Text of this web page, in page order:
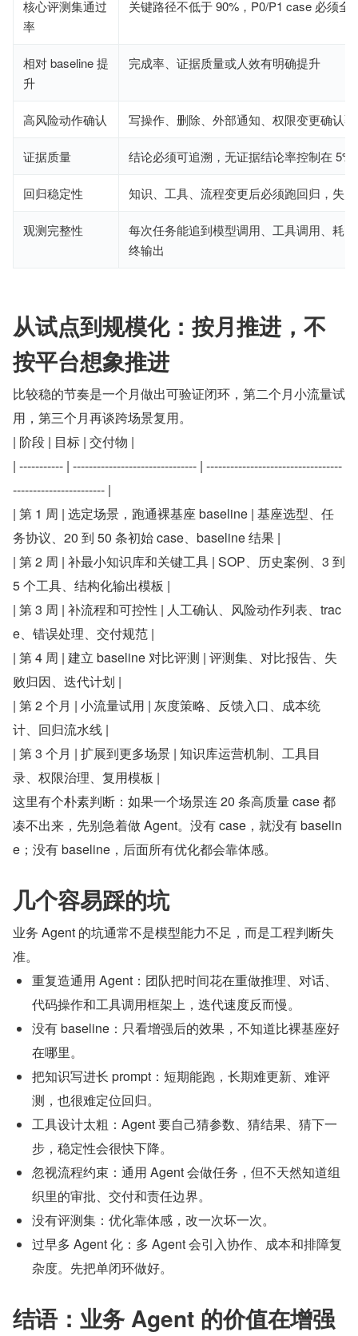
核心评测集通过
率
关键路径不低于 90%，P0/P1 case 必须全
相对 baseline 提
升
完成率、证据质量或人效有明确提升
高风险动作确认 写操作、删除、外部通知、权限变更确认
证据质量 结论必须可追溯，无证据结论率控制在 5%
回归稳定性 知识、工具、流程变更后必须跑回归，失
观测完整性
每次任务能追到模型调用、工具调用、耗
终输出
从试点到规模化：按月推进，不
按平台想象推进
比较稳的节奏是一个月做出可验证闭环，第二个月小流量试
用，第三个月再谈跨场景复用。
| 阶段 | 目标 | 交付物 |
| ----------- | ------------------------------- | ----------------------------------
----------------------- |
| 第 1 周 | 选定场景，跑通裸基座 baseline | 基座选型、任
务协议、20 到 50 条初始 case、baseline 结果 |
| 第 2 周 | 补最小知识库和关键工具 | SOP、历史案例、3 到
5 个工具、结构化输出模板 |
| 第 3 周 | 补流程和可控性 | 人工确认、风险动作列表、trac
e、错误处理、交付规范 |
| 第 4 周 | 建立 baseline 对比评测 | 评测集、对比报告、失
败归因、迭代计划 |
| 第 2 个月 | 小流量试用 | 灰度策略、反馈入口、成本统
计、回归流水线 |
| 第 3 个月 | 扩展到更多场景 | 知识库运营机制、工具目
录、权限治理、复用模板 |
这里有个朴素判断：如果一个场景连 20 条高质量 case 都
凑不出来，先别急着做 Agent。没有 case，就没有 baselin
e；没有 baseline，后面所有优化都会靠体感。
几个容易踩的坑
业务 Agent 的坑通常不是模型能力不足，而是工程判断失
准。
重复造通用 Agent：团队把时间花在重做推理、对话、
代码操作和工具调用框架上，迭代速度反而慢。
没有 baseline：只看增强后的效果，不知道比裸基座好
在哪里。
把知识写进长 prompt：短期能跑，长期难更新、难评
测，也很难定位回归。
工具设计太粗：Agent 要自己猜参数、猜结果、猜下一
步，稳定性会很快下降。
忽视流程约束：通用 Agent 会做任务，但不天然知道组
织里的审批、交付和责任边界。
没有评测集：优化靠体感，改一次坏一次。
过早多 Agent 化：多 Agent 会引入协作、成本和排障复
杂度。先把单闭环做好。
结语：业务 Agent 的价值在增强